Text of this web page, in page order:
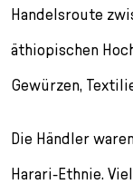
Handelsroute
äthiopischen
Gewürzen,
Die Händler
Harari-Ethnie.